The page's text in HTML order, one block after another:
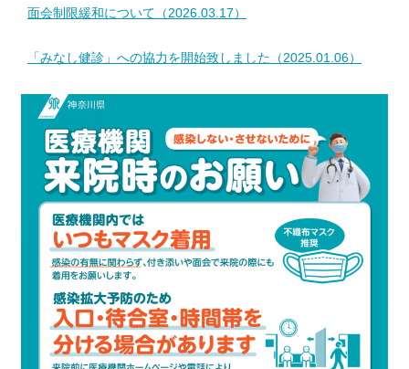
面会制限緩和について（2026.03.17）
「みなし健診」への協力を開始致しました（2025.01.06）